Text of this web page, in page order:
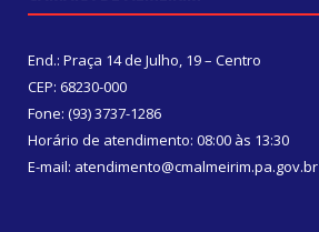
End.: Praça 14 de Julho, 19 – Centro
CEP: 68230-000
Fone: (93) 3737-1286
Horário de atendimento: 08:00 às 13:30
E-mail: atendimento@cmalmeirim.pa.gov.br